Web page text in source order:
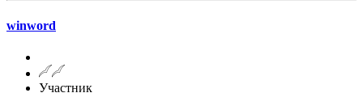
winword
Участник